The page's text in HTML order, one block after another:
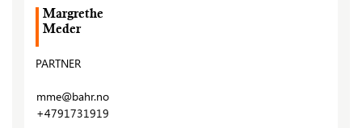
Margrethe
Meder
PARTNER
mme@bahr.no
+4791731919